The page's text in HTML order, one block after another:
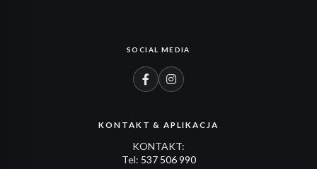
SOCIAL MEDIA
KONTAKT & APLIKACJA
KONTAKT:
Tel: 537 506 990